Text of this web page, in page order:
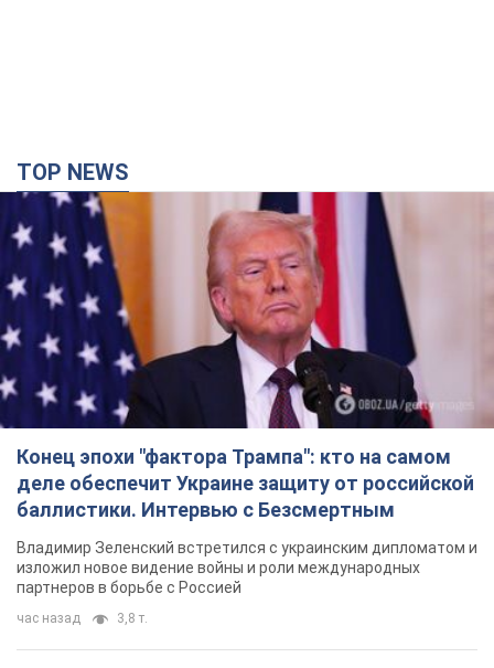
TOP NEWS
Конец эпохи "фактора Трампа": кто на самом
деле обеспечит Украине защиту от российской
баллистики. Интервью с Безсмертным
Владимир Зеленский встретился с украинским дипломатом и
изложил новое видение войны и роли международных
партнеров в борьбе с Россией
час назад 3,8 т.